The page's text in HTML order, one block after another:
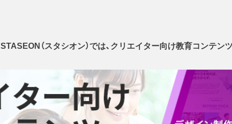
STASEON（スタシオン）では、クリエイター向け教育コンテン